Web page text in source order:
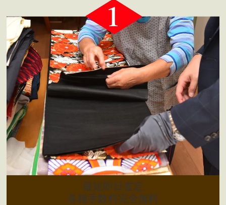
最短即日査定
各種手数料完全無料